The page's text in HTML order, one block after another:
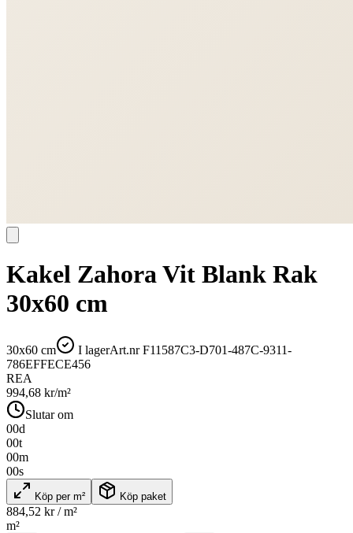
Kakel Zahora Vit Blank Rak
30x60 cm
30x60 cm I lagerArt.nrF11587C3-D701-487C-9311-
786EFFECE456
REA
994,68 kr/m²
Slutar om
00d
00t
00m
00s
Köp per m² Köp paket
884,52 kr / m²
m²